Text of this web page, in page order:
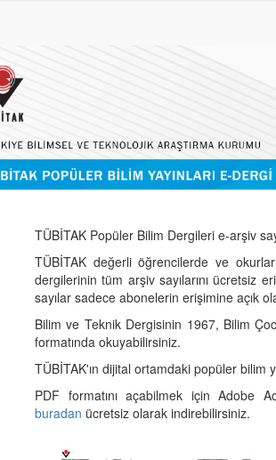
TÜBİTAK Popüler Bilim Dergileri e-arşiv
TÜBİTAK değerli öğrencilerde ve
dergilerinin tüm arşiv sayılarını ücretsiz
sayılar sadece abonelerin erişimine açık
Bilim ve Teknik Dergisinin 1967, Bilim
formatında okuyabilirsiniz.
TÜBİTAK'ın dijital ortamdaki popüler bilim
PDF formatını açabilmek için Adobe
buradan ücretsiz olarak indirebilirsiniz.